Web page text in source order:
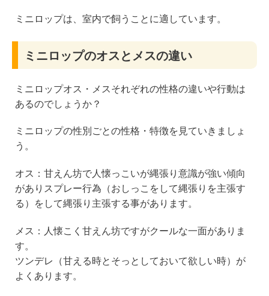
ミニロップは、室内で飼うことに適しています。
ミニロップのオスとメスの違い
ミニロップオス・メスそれぞれの性格の違いや行動は
あるのでしょうか？
ミニロップの性別ごとの性格・特徴を見ていきましょ
う。
オス：甘えん坊で人懐っこいが縄張り意識が強い傾向
がありスプレー行為（おしっこをして縄張りを主張す
る）をして縄張り主張する事があります。
メス：人懐こく甘えん坊ですがクールな一面がありま
す。
ツンデレ（甘える時とそっとしておいて欲しい時）が
よくあります。